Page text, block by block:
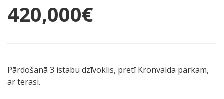
420,000€
Pārdošanā 3 istabu dzīvoklis, pretī Kronvalda parkam,
ar terasi.